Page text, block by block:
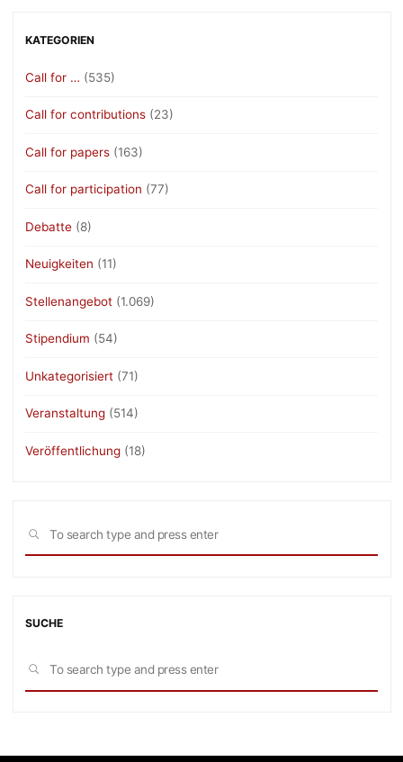
KATEGORIEN
Call for … (535)
Call for contributions (23)
Call for papers (163)
Call for participation (77)
Debatte (8)
Neuigkeiten (11)
Stellenangebot (1.069)
Stipendium (54)
Unkategorisiert (71)
Veranstaltung (514)
Veröffentlichung (18)
SEARCH
SUCHE
SEARCH